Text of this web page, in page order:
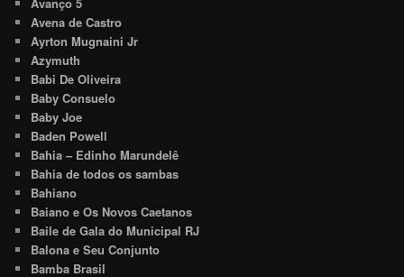
Avena de Castro
Ayrton Mugnaini Jr
Azymuth
Babi De Oliveira
Baby Consuelo
Baby Joe
Baden Powell
Bahia – Edinho Marundelê
Bahia de todos os sambas
Bahiano
Baiano e Os Novos Caetanos
Baile de Gala do Municipal RJ
Balona e Seu Conjunto
Bamba Brasil